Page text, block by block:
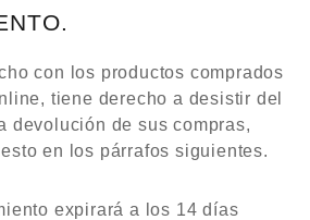
con los productos comprados
tiene derecho a desistir del
devolución de sus compras,
en los párrafos siguientes.
expirará a los 14 días